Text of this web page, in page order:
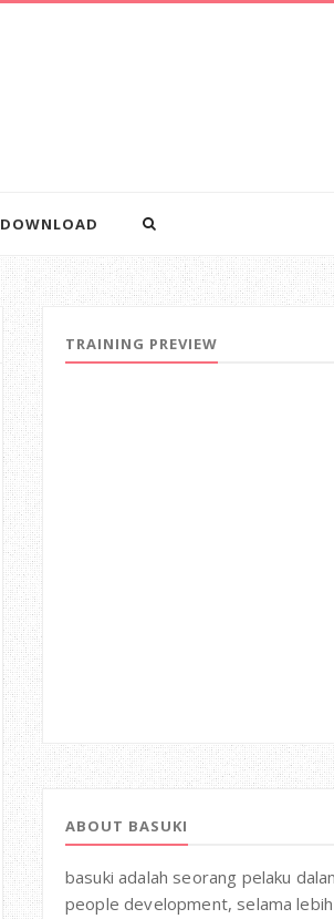
DOWNLOAD
TRAINING PREVIEW
ABOUT BASUKI
basuki adalah seorang pelaku
people development, selama